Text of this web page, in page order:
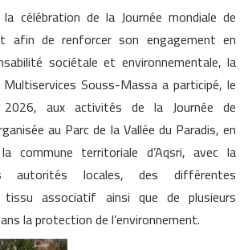
célébration de la Journée mondiale de
afin de renforcer son engagement en
sociétale et environnementale, la
Souss-Massa a participé, le
aux activités de la Journée de
au Parc de la Vallée du Paradis, en
commune territoriale d’Aqsri, avec la
autorités locales, des différentes
associatif ainsi que de plusieurs
la protection de l’environnement.